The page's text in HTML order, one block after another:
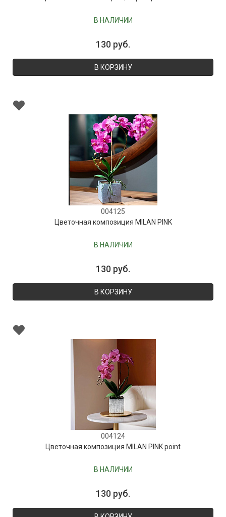
В НАЛИЧИИ
130 руб.
В КОРЗИНУ
004125
Цветочная композиция MILAN PINK
В НАЛИЧИИ
130 руб.
В КОРЗИНУ
004124
Цветочная композиция MILAN PINK point
В НАЛИЧИИ
130 руб.